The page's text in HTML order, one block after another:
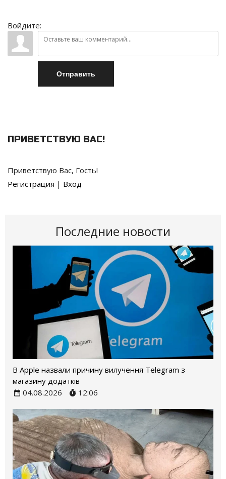
Войдите:
Отправить
ПРИВЕТСТВУЮ ВАС!
Приветствую Вас, Гость!
Регистрация | Вход
Последние новости
В Apple назвали причину вилучення Telegram з
магазину додатків
04.08.2026
12:06